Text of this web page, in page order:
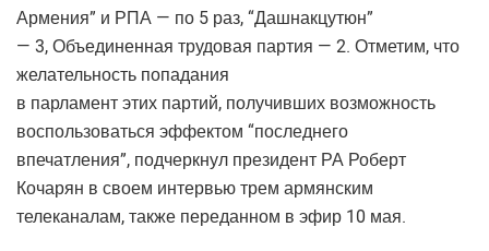
Армения” и РПА — по 5 раз, “Дашнакцутюн”
— 3, Объединенная трудовая партия — 2. Отметим, что
желательность попадания
в парламент этих партий, получивших возможность
воспользоваться эффектом “последнего
впечатления”, подчеркнул президент РА Роберт
Кочарян в своем интервью трем армянским
телеканалам, также переданном в эфир 10 мая.